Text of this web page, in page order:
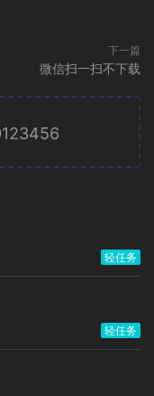
下一篇
微信扫一扫不下载
轻任务
轻任务